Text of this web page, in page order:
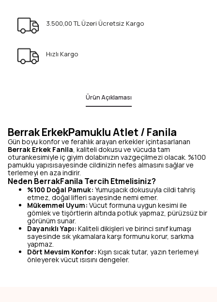
3.500,00 TL Üzeri Ücretsiz Kargo
Hızlı Kargo
Ürün Açıklaması
Berrak ErkekPamuklu Atlet / Fanila
Gün boyu konfor ve ferahlık arayan erkekler içintasarlanan
Berrak Erkek Fanila, kaliteli dokusu ve vücuda tam
oturankesimiyle iç giyim dolabınızın vazgeçilmezi olacak. %100
pamuklu yapısısayesinde cildinizin nefes almasını sağlar ve
terlemeyi en aza indirir.
Neden BerrakFanila Tercih Etmelisiniz?
%100 Doğal Pamuk: Yumuşacık dokusuyla cildi tahriş
etmez, doğal lifleri sayesinde nemi emer.
Mükemmel Uyum: Vücut formuna uygun kesimi ile
gömlek ve tişörtlerin altında potluk yapmaz, pürüzsüz bir
görünüm sunar.
Dayanıklı Yapı: Kaliteli dikişleri ve birinci sınıf kumaşı
sayesinde sık yıkamalara karşı formunu korur, sarkma
yapmaz.
Dört Mevsim Konfor: Kışın sıcak tutar, yazın terlemeyi
önleyerek vücut ısısını dengeler.